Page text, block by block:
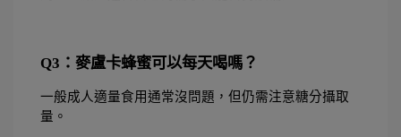
Q3：麥盧卡蜂蜜可以每天喝嗎？
一般成人適量食用通常沒問題，但仍需注意糖分攝取
量。